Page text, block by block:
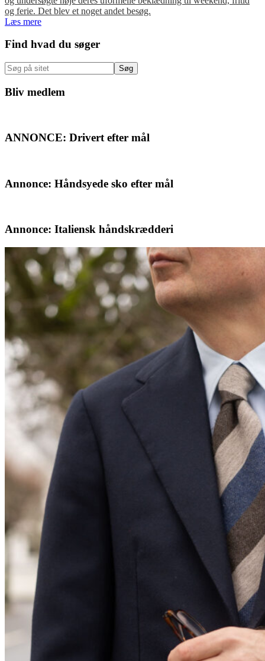
og ferie. Det blev et noget andet besøg.
Læs mere
Primær
Sidebar
Find hvad du søger
Søg
på
sitet
Bliv medlem
ANNONCE: Drivert efter mål
Annonce: Håndsyede sko efter mål
Annonce: Italiensk håndskrædderi